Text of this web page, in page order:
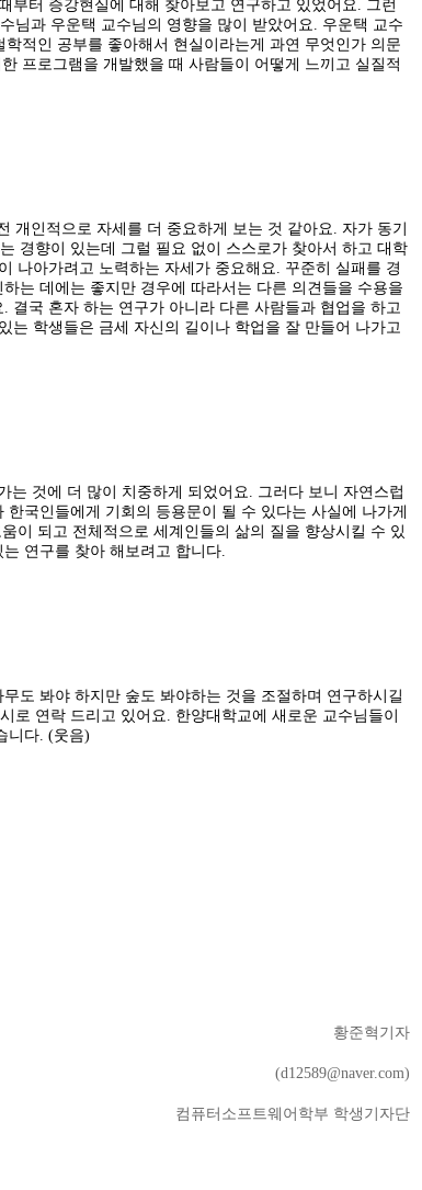
부터 증강현실에 대해 찾아보고 연구하고 있었어요. 그런
님과 우운택 교수님의 영향을 많이 받았어요. 우운택 교수
적인 공부를 좋아해서 현실이라는게 과연 무엇인가 의문
프로그램을 개발했을 때 사람들이 어떻게 느끼고 실질적
인적으로 자세를 더 중요하게 보는 것 같아요. 자가 동기
경향이 있는데 그럴 필요 없이 스스로가 찾아서 하고 대학
나아가려고 노력하는 자세가 중요해요. 꾸준히 실패를 경
는 데에는 좋지만 경우에 따라서는 다른 의견들을 수용을
결국 혼자 하는 연구가 아니라 다른 사람들과 협업을 하고
는 학생들은 금세 자신의 길이나 학업을 잘 만들어 나가고
것에 더 많이 치중하게 되었어요. 그러다 보니 자연스럽
국인들에게 기회의 등용문이 될 수 있다는 사실에 나가게
이 되고 전체적으로 세계인들의 삶의 질을 향상시킬 수 있
연구를 찾아 해보려고 합니다.
도 봐야 하지만 숲도 봐야하는 것을 조절하며 연구하시길
로 연락 드리고 있어요. 한양대학교에 새로운 교수님들이
니다. (웃음)
황준혁기자
(d12589@naver.com)
컴퓨터소프트웨어학부 학생기자단